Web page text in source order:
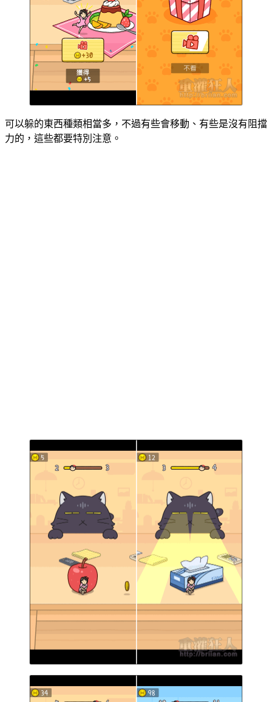
可以躲的東西種類相當多，不過有些會移動、有些是沒有阻擋
力的，這些都要特別注意。